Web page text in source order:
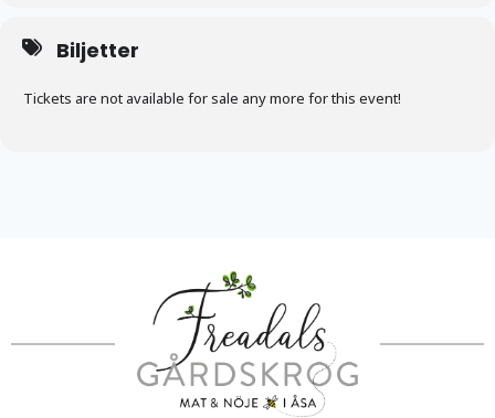
Biljetter
Tickets are not available for sale any more for this event!